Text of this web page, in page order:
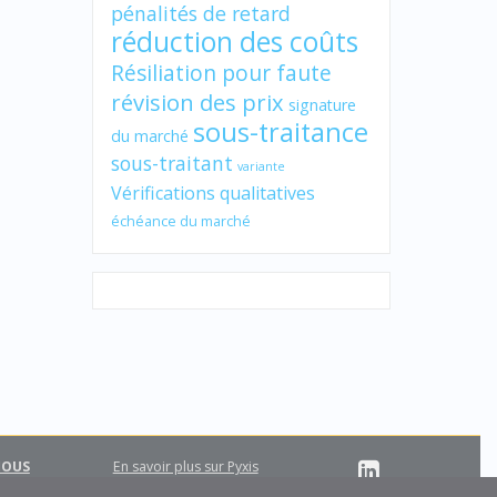
pénalités de retard
réduction des coûts
Résiliation pour faute
révision des prix signature
du marché sous-traitance
sous-traitant variante
Vérifications qualitatives
échéance du marché
En savoir plus sur Pyxis